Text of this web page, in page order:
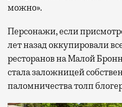
можно».
Персонажи, если
лет назад оккупировали
ресторанов на Малой
стала заложницей
паломничества толп